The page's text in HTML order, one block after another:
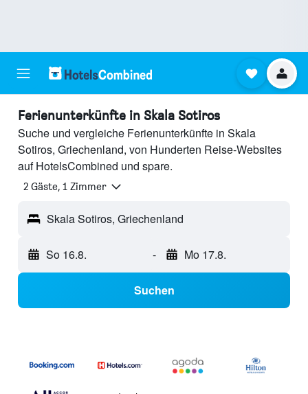
Ferienunterkünfte in Skala Sotiros
Suche und vergleiche Ferienunterkünfte in Skala
Sotiros, Griechenland, von Hunderten Reise-Websites
auf HotelsCombined und spare.
2 Gäste, 1 Zimmer
Skala Sotiros, Griechenland
So 16.8. - Mo 17.8.
Suchen